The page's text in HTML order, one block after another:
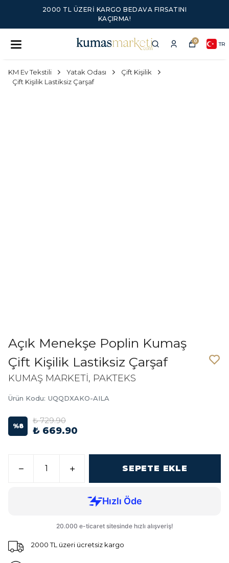
2000 TL ÜZERI KARGO BEDAVA FIRSATINI
KAÇIRMA!
0 TR
KM Ev Tekstili Yatak Odası
Çift Kişilik
Çift Kişilik Lastiksiz Çarşaf
Açık Menekşe Poplin Kumaş
Çift Kişilik Lastiksiz Çarşaf
KUMAŞ MARKETİ, PAKTEKS
Ürün Kodu: UQQDXAKO-AILA
%8
₺ 729.90
₺ 669.90
SEPETE EKLE
2000 TL üzeri ücretsiz kargo